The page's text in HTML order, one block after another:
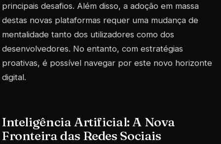
principais desafios. Além disso, a adoção em massa
destas novas plataformas requer uma mudança de
mentalidade tanto dos utilizadores como dos
desenvolvedores. No entanto, com estratégias
proativas, é possível navegar por este novo horizonte
digital.
Inteligência Artificial: A Nova
Fronteira das Redes Sociais